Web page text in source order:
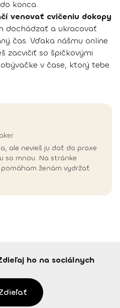
konca.
venovať cvičeniu dokopy
dochádzať a ukracovať
čas. Vďaka nášmu online
zacvičiť so špičkovými
v čase, ktorý tebe
ale nevieš ju dať do praxe
so mnou. Na stránke
ženám vydržať
ho na sociálnych